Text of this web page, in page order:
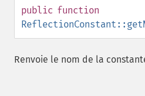
public function
Renvoie le nom de la